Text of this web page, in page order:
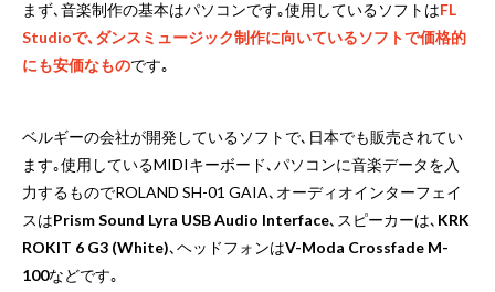
まず､音楽制作の基本はパソコンです｡使用しているソフトはFL
Studioで､ダンスミュージック制作に向いているソフトで価格的
にも安価なものです｡
ベルギーの会社が開発しているソフトで､日本でも販売されてい
ます｡使用しているMIDIキーボード､パソコンに音楽データを入
力するものでROLAND SH-01 GAIA､オーディオインターフェイ
スはPrism Sound Lyra USB Audio Interface､スピーカーは､ KRK
ROKIT 6 G3 (White)､ヘッドフォンはV-Moda Crossfade M-
100などです｡